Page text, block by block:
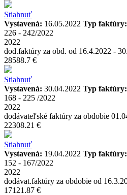
Stiahnuť
Vystavená: 16.05.2022 Typ faktúry:
226 - 242/2022
2022
dod.faktúry za obd. od 16.4.2022 -
28588.7 €
Stiahnuť
Vystavená: 30.04.2022 Typ faktúry:
168 - 225 /2022
2022
dodávateľské faktúry za obdobie
22308.21 €
Stiahnuť
Vystavená: 19.04.2022 Typ faktúry:
152 - 167/2022
2022
dodávat.faktúry za obdobie od
17121.87 €